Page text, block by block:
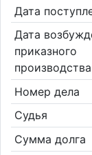
Дата
Дата
приказного
производства
Номер дела
Судья
Сумма долга